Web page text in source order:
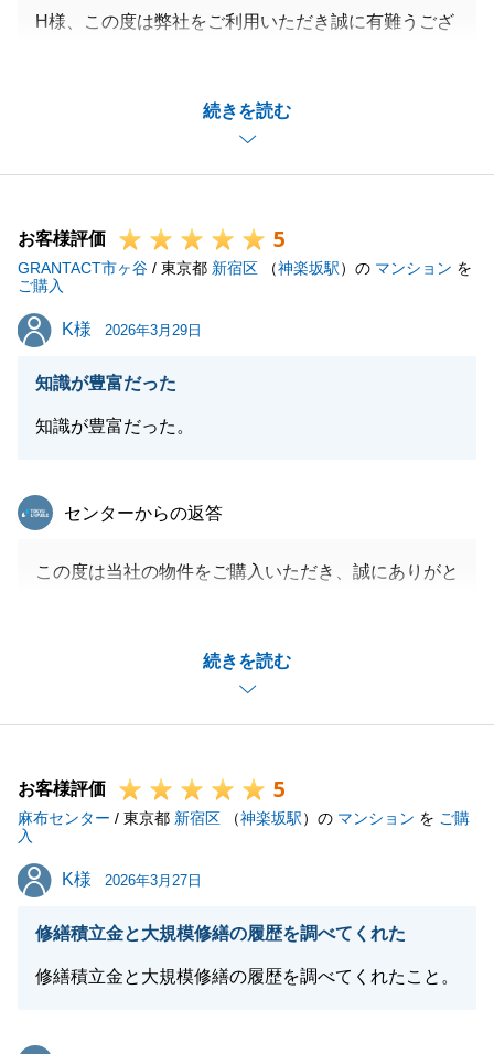
続きを読む
H様、この度は弊社をご利用いただき誠に有難うござ
今後ご自宅のお住み替えなどもあると思うので、引き
続き末永くお付き合いいただけますと幸いです。
お客様評価 5
GRANTACT市ヶ谷 / 東京都 新宿区 （神楽坂駅）の マンション を
ご購入
K様
K様 2026年3月29日
知識が豊富だった
知識が豊富だった。
続きを読む
東急リバブル
センターからの返答
この度は当社の物件をご購入いただき、誠にありがと
など、数多くのご協力を賜り、誠にありがとうござい
春からのご新居でのご生活が楽しみです。
がけくださいませ。
お客様評価 5
麻布センター / 東京都 新宿区 （神楽坂駅）の マンション を ご購
入
K様
K様 2026年3月27日
修繕積立金と大規模修繕の履歴を調べてくれた
修繕積立金と大規模修繕の履歴を調べてくれたこと。